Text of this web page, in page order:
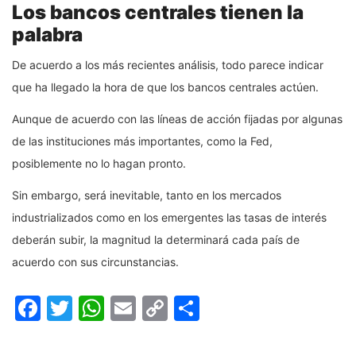
Los bancos centrales tienen la
palabra
De acuerdo a los más recientes análisis, todo parece indicar
que ha llegado la hora de que los bancos centrales actúen.
Aunque de acuerdo con las líneas de acción fijadas por algunas
de las instituciones más importantes, como la Fed,
posiblemente no lo hagan pronto.
Sin embargo, será inevitable, tanto en los mercados
industrializados como en los emergentes las tasas de interés
deberán subir, la magnitud la determinará cada país de
acuerdo con sus circunstancias.
Facebook
Twitter
WhatsApp
Email
Copy